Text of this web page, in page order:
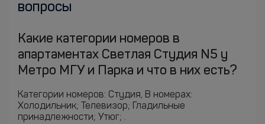
вопросы
Какие категории номеров в
апартаментах Светлая Студия N5 у
Метро МГУ и Парка и что в них есть?
Категории номеров: Студия, В номерах:
Холодильник; Телевизор; Гладильные
принадлежности; Утюг; .